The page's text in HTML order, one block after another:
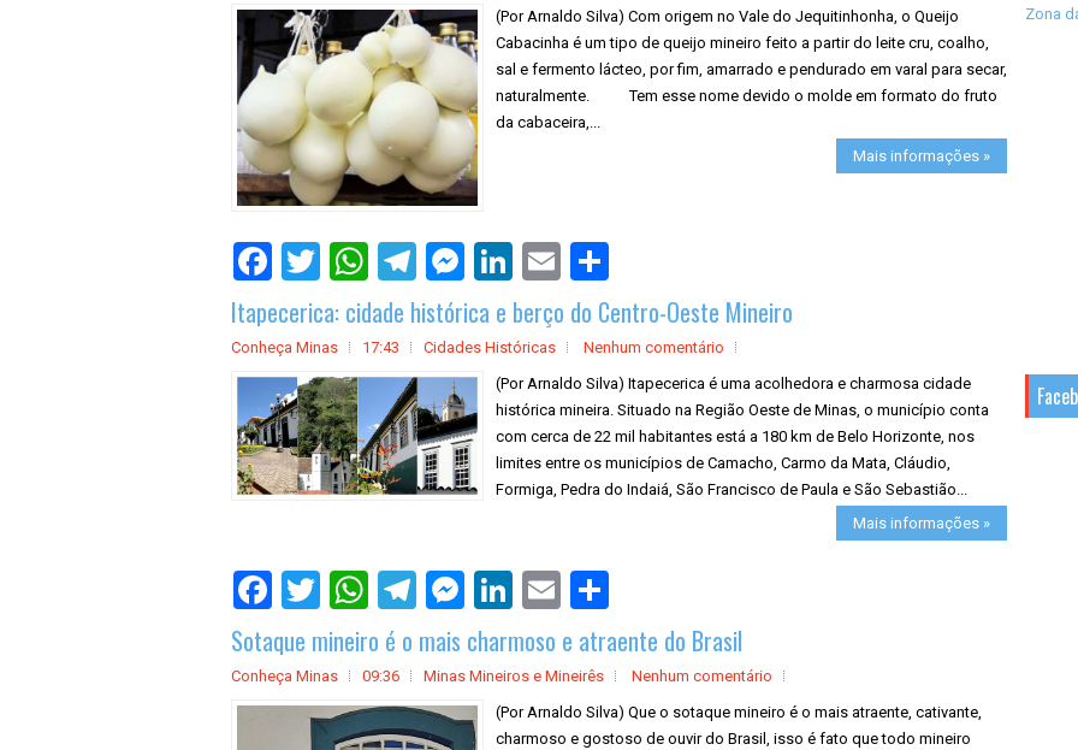
(Por Arnaldo Silva) Com origem no Vale do Jequitinhonha, o Queijo
Cabacinha é um tipo de queijo mineiro feito a partir do leite cru, coalho,
sal e fermento lácteo, por fim, amarrado e pendurado em varal para secar,
naturalmente. Tem esse nome devido o molde em formato do fruto
da cabaceira,...
Mais informações »
r
e
Itapecerica: cidade histórica e berço do Centro-Oeste Mineiro
Conheça Minas 17:43 Cidades Históricas
Nenhum comentário
(Por Arnaldo Silva) Itapecerica é uma acolhedora e charmosa cidade
histórica mineira. Situado na Região Oeste de Minas, o município conta
com cerca de 22 mil habitantes está a 180 km de Belo Horizonte, nos
limites entre os municípios de Camacho, Carmo da Mata, Cláudio,
Formiga, Pedra do Indaiá, São Francisco de Paula e São Sebastião...
Mais informações »
r
e
Sotaque mineiro é o mais charmoso e atraente do Brasil
Conheça Minas 09:36 Minas Mineiros e Mineirês
Nenhum comentário
(Por Arnaldo Silva) Que o sotaque mineiro é o mais atraente, cativante,
charmoso e gostoso de ouvir do Brasil, isso é fato que todo mineiro
Zona